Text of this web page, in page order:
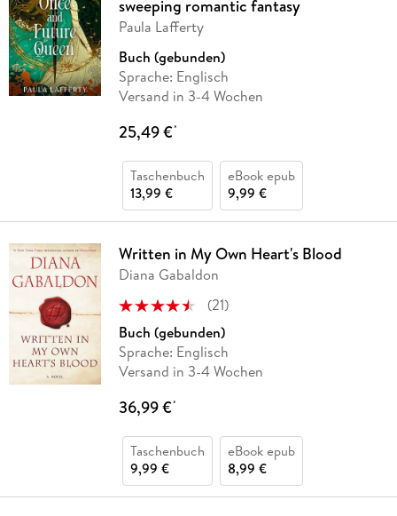
sweeping romantic fantasy
Paula Lafferty
Buch (gebunden)
Sprache: Englisch
Versand in 3-4 Wochen
25,49 €*
Taschenbuch
13,99 €
eBook epub
9,99 €
Written in My Own Heart's Blood
Diana Gabaldon
(21)
Buch (gebunden)
Sprache: Englisch
Versand in 3-4 Wochen
36,99 €*
Taschenbuch
9,99 €
eBook epub
8,99 €